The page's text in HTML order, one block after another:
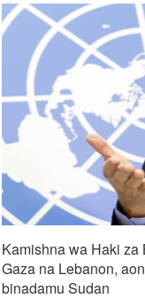
Kamishna wa Haki
Gaza na Lebanon,
binadamu Sudan